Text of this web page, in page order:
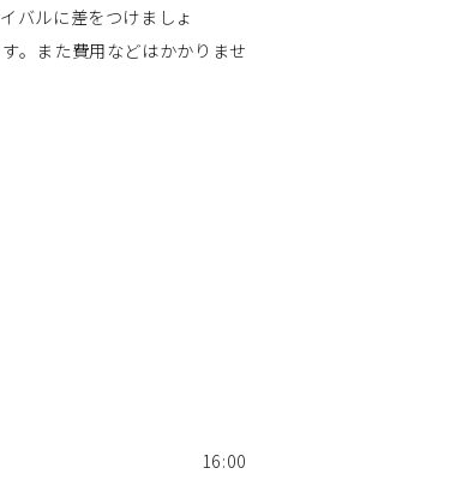
バルに差をつけましょ
どはかかりませ